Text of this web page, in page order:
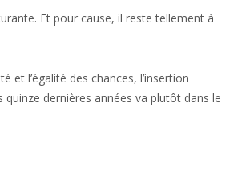
Et pour cause, il reste tellement à
et l’égalité des chances, l’insertion
dernières années va plutôt dans le